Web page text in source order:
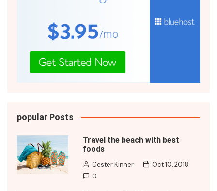
popular Posts
Travel the beach with best
foods
Cester Kinner
Oct 10, 2018
0